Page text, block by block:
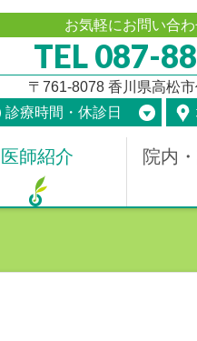
お気軽にお問い合
TEL 087-
〒761-8078 香川県高松
診療時間・休診日
医師紹介 院内